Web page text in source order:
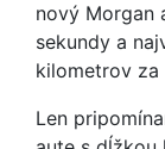
nový Morgan
sekundy a
kilometrov za
Len